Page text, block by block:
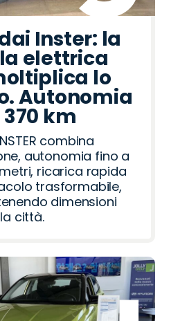
Inster: la
elettrica
lo
Autonomia
km
combina
autonomia fino a
ricarica rapida
trasformabile,
dimensioni
città.